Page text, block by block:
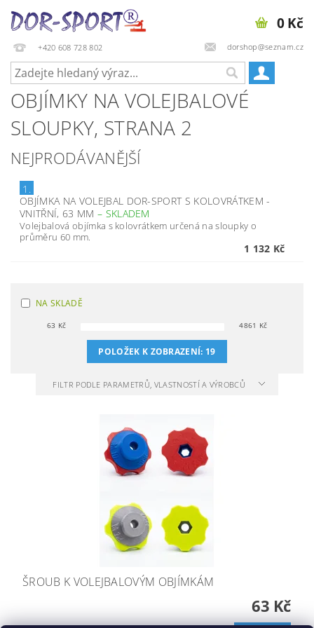
+420 608 728 802 dorshop@seznam.cz
0 Kč
OBJÍMKY NA VOLEJBALOVÉ
SLOUPKY, STRANA 2
NEJPRODÁVANĚJŠÍ
1.
OBJÍMKA NA VOLEJBAL DOR-SPORT S KOLOVRÁTKEM -
VNITŘNÍ, 63 MM – SKLADEM
Volejbalová objímka s kolovrátkem určená na sloupky o
průměru 60 mm.
1 132 Kč
NA SKLADĚ
63 Kč 4861 Kč
POLOŽEK K ZOBRAZENÍ: 19
FILTR PODLE PARAMETRŮ, VLASTNOSTÍ A VÝROBCŮ
ŠROUB K VOLEJBALOVÝM OBJÍMKÁM
63 Kč